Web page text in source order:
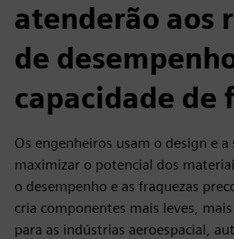
atenderão aos
de
capacidade de
Os engenheiros usam o design e a
maximizar o potencial dos
o desempenho e as fraquezas
cria componentes mais leves,
para as indústrias aeroespacial,